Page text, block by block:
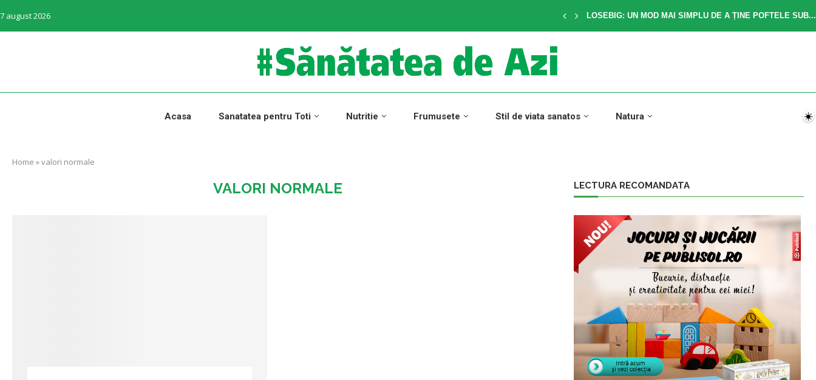
7 august 2026 LOSEBIG: UN MOD MAI SIMPLU DE A ȚINE POFTELE SUB...
Acasa Sanatatea pentru Toti Nutritie Frumusete Stil de viata sanatos Natura
Home »valori normale
VALORI NORMALE LECTURA RECOMANDATA